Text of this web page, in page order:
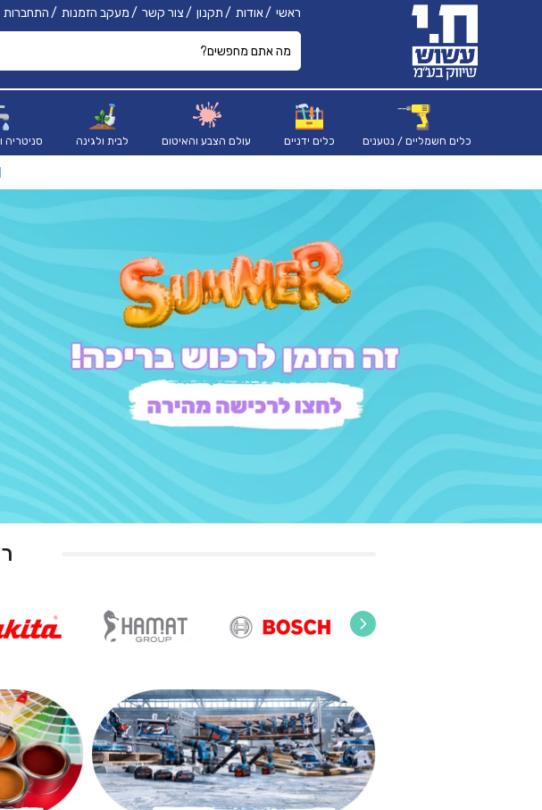
ראשי אודות תקנון צור קשר מעקב הזמנות התחברות
כלים חשמליים / נטענים כלים ידניים עולם הצבע והאיטום לבית ולגינה סניטריה